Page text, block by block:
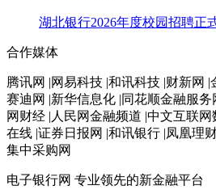
湖北银行2026年度校园招聘正
合作媒体
腾讯网 |网易科技 |和讯科技 |财新网
赛迪网 |新华信息化 |同花顺金融服
网财经 |人民网金融频道 |中文互联
在线 |证券日报网 |和讯银行 |凤凰理
集中采购网
电子银行网 专业领先的新金融平台